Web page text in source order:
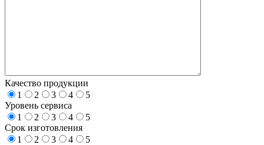
Качество продукции
1
2 3 4
5
Уровень сервиса
1
2 3 4
5
Срок изготовления
1
2 3 4
5